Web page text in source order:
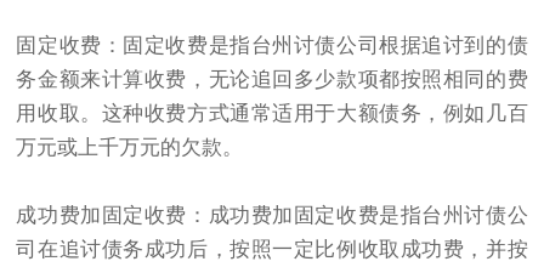
固定收费：固定收费是指台州讨债公司根据追讨到的债
务金额来计算收费，无论追回多少款项都按照相同的费
用收取。这种收费方式通常适用于大额债务，例如几百
万元或上千万元的欠款。
成功费加固定收费：成功费加固定收费是指台州讨债公
司在追讨债务成功后，按照一定比例收取成功费，并按